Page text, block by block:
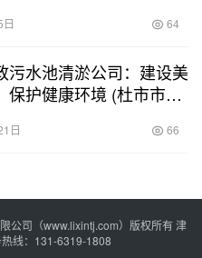
64
污水池清淤公司：建设美
保护健康环境 (杜市市政
日 66
公司（www.lixintj.com）版权所有津
热线：131-6319-1808